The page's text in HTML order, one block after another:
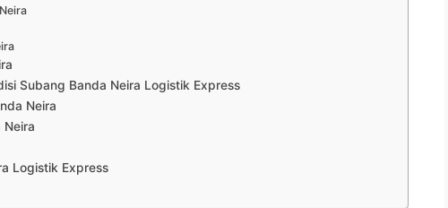
Subang Banda Neira Logistik Express
Neira
Neira
Logistik Express